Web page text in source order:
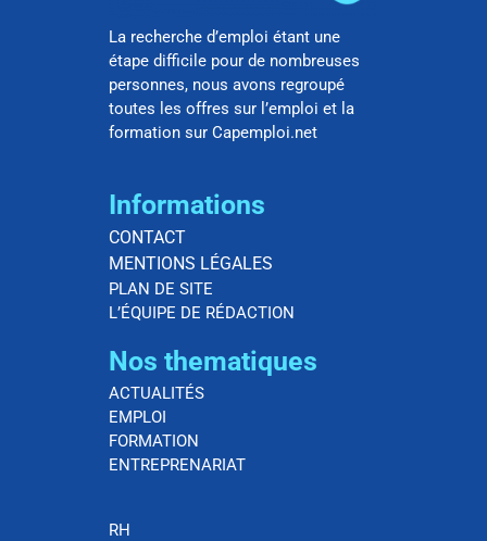
La recherche d’emploi étant une
étape difficile pour de nombreuses
personnes, nous avons regroupé
toutes les offres sur l’emploi et la
formation sur Capemploi.net
Informations
CONTACT
MENTIONS LÉGALES
PLAN DE SITE
L’ÉQUIPE DE RÉDACTION
Nos thematiques
ACTUALITÉS
EMPLOI
FORMATION
ENTREPRENARIAT
RH